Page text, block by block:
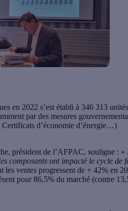
en 2022 s’est établi à 346 313
par des mesures
d’économie d’énergie…)
président de l’AFPAC, souligne : «
composants ont impacté le cycle de
ventes progressent de + 42% en
pour 86,5% du marché (contre